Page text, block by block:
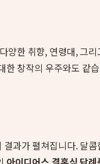
한 취향, 연령대, 그
한 창작의 우주와도 같
과가 펼쳐집니다. 달